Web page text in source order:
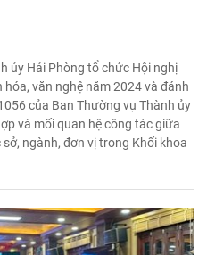
ủy Hải Phòng tổ chức Hội nghị
văn nghệ năm 2024 và đánh
của Ban Thường vụ Thành ủy
và mối quan hệ công tác giữa
ngành, đơn vị trong Khối khoa